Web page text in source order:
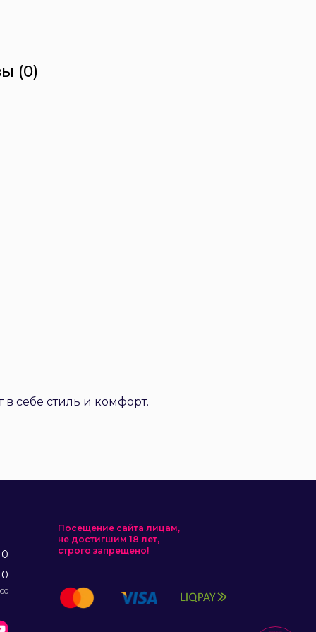
(0)
себе стиль и комфорт.
Посещение сайта лицам,
не достигшим 18 лет,
строго запрещено!